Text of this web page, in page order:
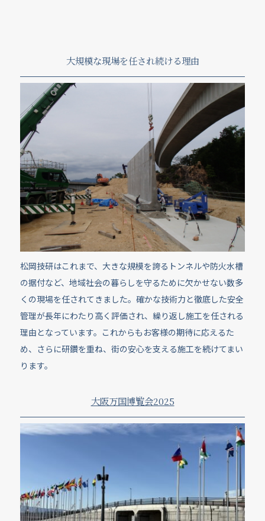
大規模な現場を任され続ける理由
松岡技研はこれまで、大きな規模を誇るトンネルや防火水槽
の据付など、地域社会の暮らしを守るために欠かせない数多
くの現場を任されてきました。確かな技術力と徹底した安全
管理が長年にわたり高く評価され、繰り返し施工を任される
理由となっています。これからもお客様の期待に応えるた
め、さらに研鑽を重ね、街の安心を支える施工を続けてまい
ります。
大阪万国博覧会2025